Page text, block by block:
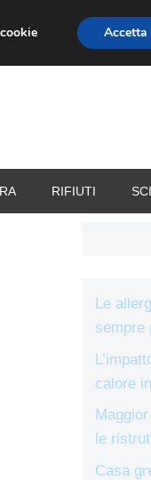
RIFIUTI
Le
sempre
calore
le
Casa
Accetta